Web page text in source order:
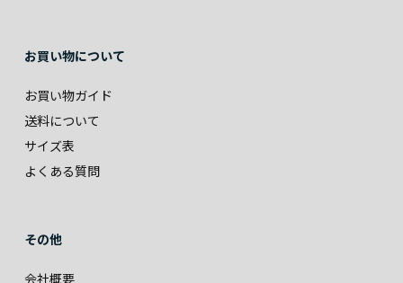
お買い物について
お買い物ガイド
送料について
サイズ表
よくある質問
その他
会社概要